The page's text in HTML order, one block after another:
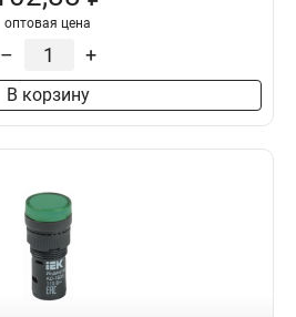
оптовая цена
– +
В корзину